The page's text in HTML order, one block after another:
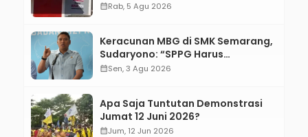
calendar_monthRab, 5 Agu 2026
Keracunan MBG di SMK Semarang,
Sudaryono: “SPPG Harus
Bertanggung Jawab!”
calendar_monthSen, 3 Agu 2026
Apa Saja Tuntutan Demonstrasi
Jumat 12 Juni 2026?
calendar_monthJum, 12 Jun 2026